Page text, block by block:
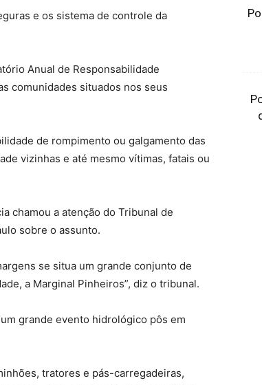
e os sistema de controle da
Anual de Responsabilidade
comunidades situados nos seus
de rompimento ou galgamento das
vizinhas e até mesmo vítimas, fatais ou
chamou a atenção do Tribunal de
sobre o assunto.
se situa um grande conjunto de
a Marginal Pinheiros”, diz o tribunal.
grande evento hidrológico pôs em
tratores e pás-carregadeiras,